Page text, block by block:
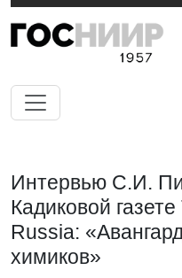
Интервью С.И.
Кадиковой
Russia:
химиков»